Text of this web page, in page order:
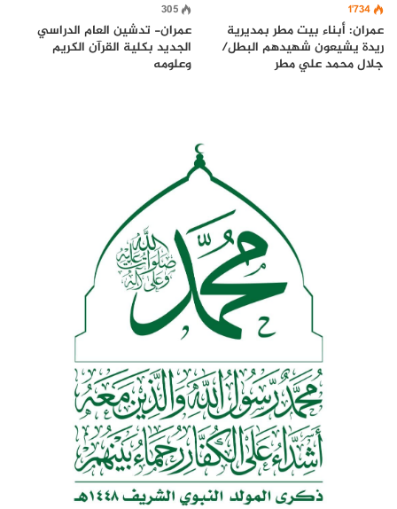
1٬734
عمران: أبناء بيت مطر بمديرية
ريدة يشيعون شهيدهم البطل/
جلال محمد علي مطر
305
عمران- تدشين العام الدراسي
الجديد بكلية القرآن الكريم
وعلومه